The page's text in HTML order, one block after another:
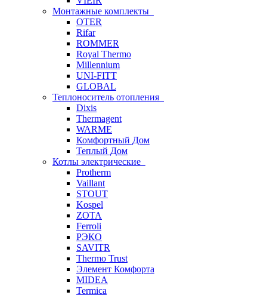
Монтажные комплекты
OTER
Rifar
ROMMER
Royal Thermo
Millennium
UNI-FITT
GLOBAL
Теплоноситель отопления
Dixis
Thermagent
WARME
Комфортный Дом
Теплый Дом
Котлы электрические
Protherm
Vaillant
STOUT
Kospel
ZOTA
Ferroli
РЭКО
SAVITR
Thermo Trust
Элемент Комфорта
MIDEA
Termica